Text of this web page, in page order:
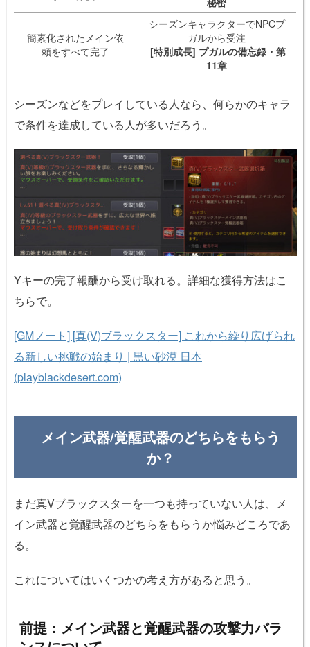
簡素化されたメイン依
頼をすべて完了
シーズンキャラクターでNPCプ
ガルから受注
[特別成長] プガルの備忘録・第
11章
シーズンなどをプレイしている人なら、何らかのキャラ
で条件を達成している人が多いだろう。
Yキーの完了報酬から受け取れる。詳細な獲得方法はこ
ちらで。
[GMノート] [真(V)ブラックスター] これから繰り広げられ
る新しい挑戦の始まり | 黒い砂漠 日本
(playblackdesert.com)
メイン武器/覚醒武器のどちらをもらう
か？
まだ真Vブラックスターを一つも持っていない人は、メ
イン武器と覚醒武器のどちらをもらうか悩みどころであ
る。
これについてはいくつかの考え方があると思う。
前提：メイン武器と覚醒武器の攻撃力バラ